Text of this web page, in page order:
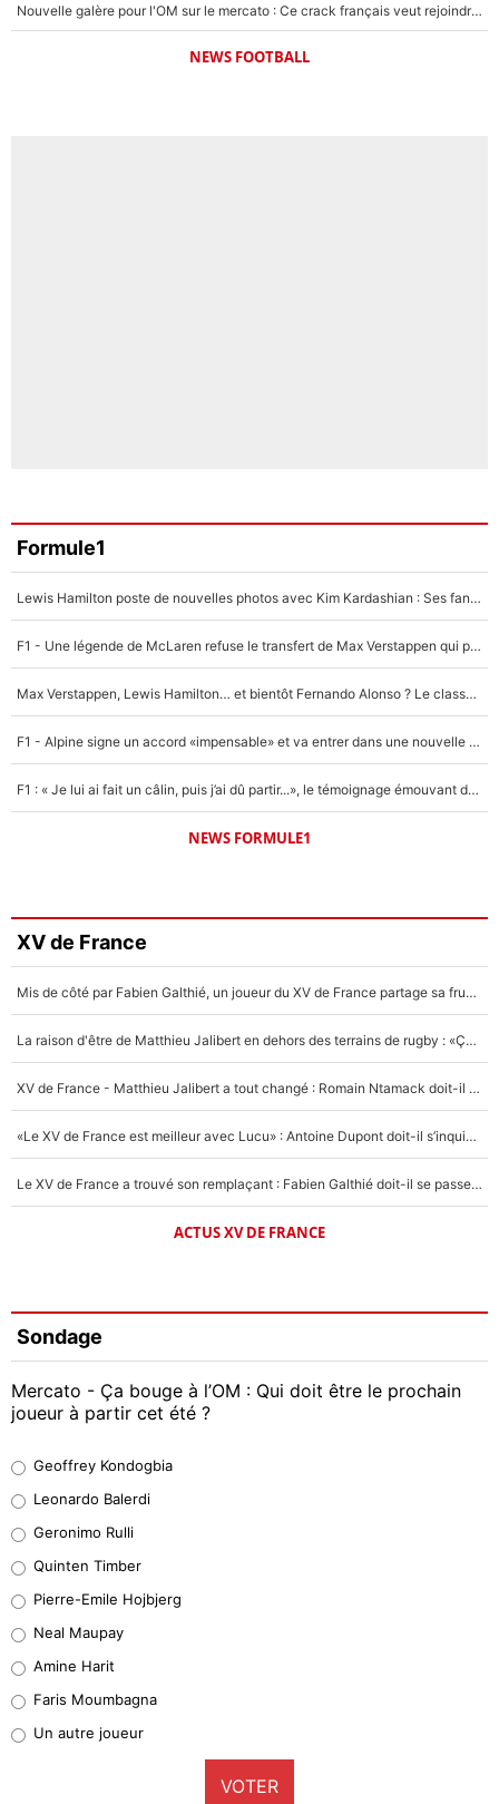
Nouvelle galère pour l'OM sur le mercato : Ce crack français veut rejoindre le PSG, il a déjà donné son accord pour signer à Paris !
NEWS FOOTBALL
Formule1
Lewis Hamilton poste de nouvelles photos avec Kim Kardashian : Ses fans le voient déjà redevenir champion du monde de F1 grâce à elle !
F1 - Une légende de McLaren refuse le transfert de Max Verstappen qui pourrait «faire des vagues» et plomber l'ambiance dans l'équipe
Max Verstappen, Lewis Hamilton… et bientôt Fernando Alonso ? Le classement des pilotes les mieux payés en Formule 1 risque de changer !
F1 - Alpine signe un accord «impensable» et va entrer dans une nouvelle dimension : Grande nouvelle pour Pierre Gasly !
F1 : « Je lui ai fait un câlin, puis j’ai dû partir...», le témoignage émouvant de Max Verstappen sur sa fille
NEWS FORMULE1
XV de France
Mis de côté par Fabien Galthié, un joueur du XV de France partage sa frustration : «ils ne me l’ont pas dit tout de suite»
La raison d'être de Matthieu Jalibert en dehors des terrains de rugby : «Ça m'atteint autant que si tu touches à un membre de ma famille»
XV de France - Matthieu Jalibert a tout changé : Romain Ntamack doit-il s’inquiéter pour sa place à un an de la Coupe du monde ?
«Le XV de France est meilleur avec Lucu» : Antoine Dupont doit-il s’inquiéter pour sa place ?
Le XV de France a trouvé son remplaçant : Fabien Galthié doit-il se passer d'Antoine Dupont ?
ACTUS XV DE FRANCE
Sondage
Mercato - Ça bouge à l’OM : Qui doit être le prochain
joueur à partir cet été ?
37%
32%
5%
1%
8%
Geoffrey Kondogbia
Leonardo Balerdi
Geronimo Rulli
Quinten Timber
Pierre-Emile Hojbjerg
Neal Maupay
Amine Harit
Faris Moumbagna
Un autre joueur
VOTER